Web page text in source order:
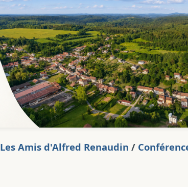
Les Amis d'Alfred Renaudin /